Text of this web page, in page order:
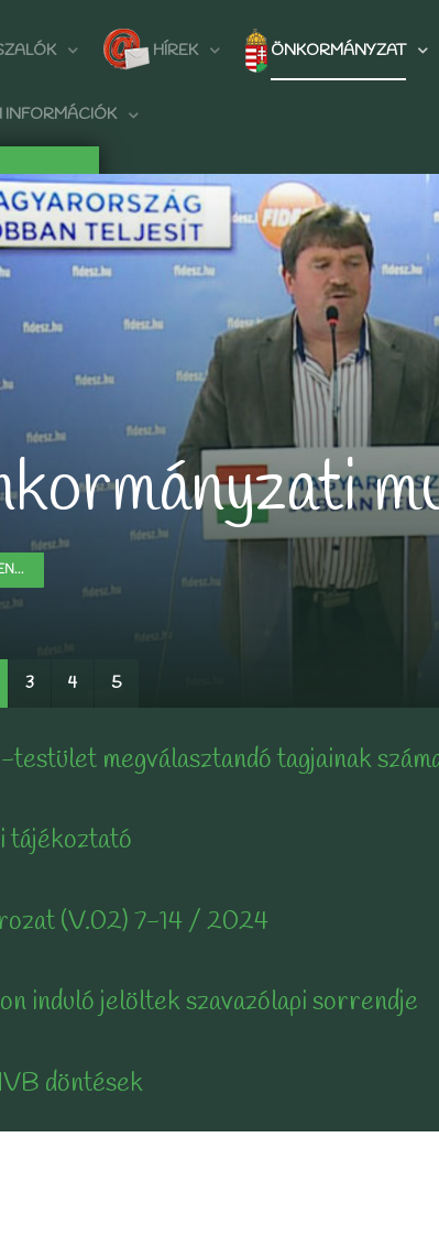
HÍREK ÖNKORMÁNYZAT
3 4 5
testület megválasztandó tagjainak
tájékoztató
(V.02) 7-14 / 2024
induló jelöltek szavazólapi sorrendje
döntések